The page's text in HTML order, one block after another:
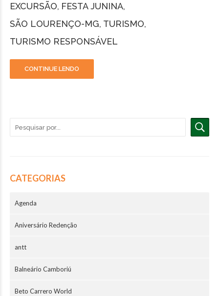
EXCURSÃO FESTA JUNINA
SÃO LOURENÇO-MG TURISMO
TURISMO RESPONSÁVEL
CONTINUE LENDO
CATEGORIAS
Agenda
Aniversário Redenção
antt
Balneário Camboriú
Beto Carrero World